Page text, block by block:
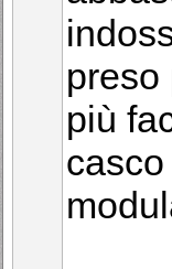
preso
più